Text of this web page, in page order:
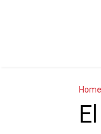
Home